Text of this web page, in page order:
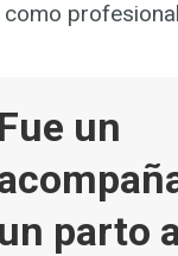
Fue un
un parto